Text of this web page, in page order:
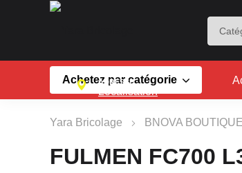
ADRESSE
Localisation
Achetez par catégorie
Yara Bricolage BNOVA BOUTIQUE
FULMEN FC700